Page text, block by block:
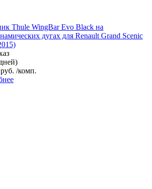
Thule WingBar Evo Black на
дугах для Renault Grand Scenic
/комп.